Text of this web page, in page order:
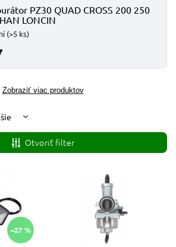
PZ30 QUAD CROSS 200 250
LONCIN
(>5 ks)
Zobraziť viac produktov
Otvoriť filter
–27 %